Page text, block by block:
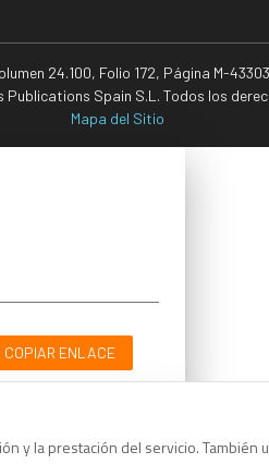
y la prestación del servicio. También
24.100, Folio 172, Página M-
Publications Spain S.L. Todos los
Mapa del Sitio
COPIAR ENLACE